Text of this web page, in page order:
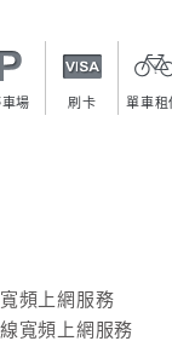
場 刷卡 單車租
頻上網服務
寬頻上網服務